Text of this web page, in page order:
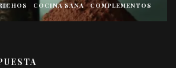
COCINA SANA COMPLEMENTOS